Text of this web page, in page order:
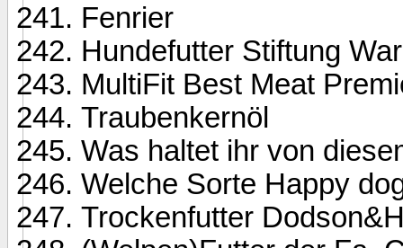
Fenrier
Hundefutter Stiftung
MultiFit Best Meat
Traubenkernöl
Was haltet ihr von
Welche Sorte Happy
Trockenfutter